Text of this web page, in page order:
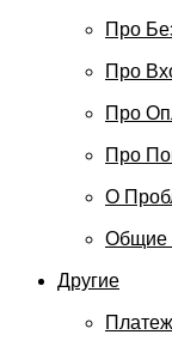
Про
Про
Про
Про
О
Общие
Другие